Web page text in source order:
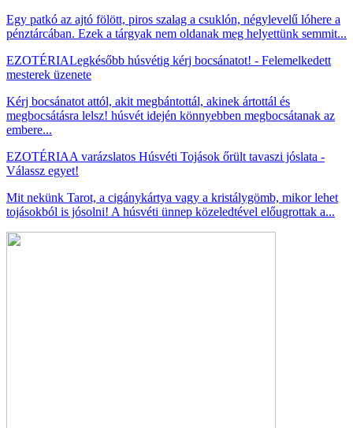
Egy patkó az ajtó fölött, piros szalag a csuklón, négylevelű lóhere a
pénztárcában. Ezek a tárgyak nem oldanak meg helyettünk semmit...
EZOTÉRIALegkésőbb húsvétig kérj bocsánatot! - Felemelkedett
mesterek üzenete
Kérj bocsánatot attól, akit megbántottál, akinek ártottál és
megbocsátásra lelsz! húsvét idején könnyebben megbocsátanak az
embere...
EZOTÉRIAA varázslatos Húsvéti Tojások őrült tavaszi jóslata -
Válassz egyet!
Mit nekünk Tarot, a cigánykártya vagy a kristálygömb, mikor lehet
tojásokból is jósolni! A húsvéti ünnep közeledtével előugrottak a...